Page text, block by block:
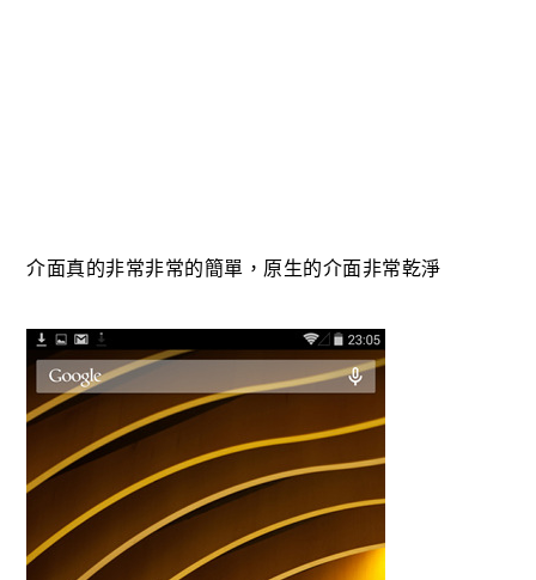
介面真的非常非常的簡單，原生的介面非常乾淨